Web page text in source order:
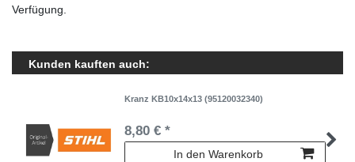
Verfügung.
Kunden kauften auch:
Kranz KB10x14x13 (95120032340)
8,80 € *
In den Warenkorb